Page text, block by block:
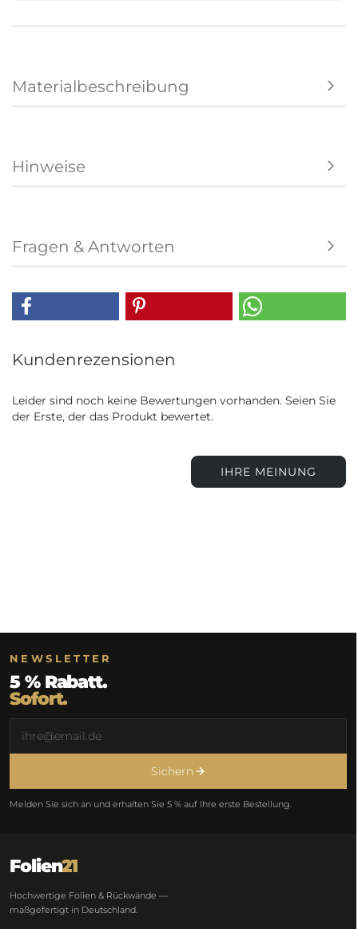
Materialbeschreibung
Hinweise
Fragen & Antworten
Kundenrezensionen
Leider sind noch keine Bewertungen vorhanden. Seien Sie
der Erste, der das Produkt bewertet.
IHRE MEINUNG
NEWSLETTER
5 % Rabatt.
Sofort.
Sichern
Melden Sie sich an und erhalten Sie 5 % auf Ihre erste Bestellung.
Folien21
Hochwertige Folien & Rückwände —
maßgefertigt in Deutschland.